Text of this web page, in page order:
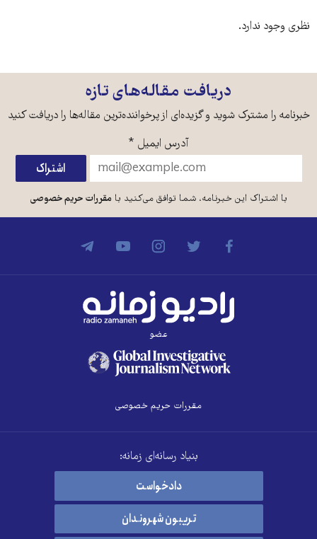
نظری وجود ندارد.
دریافت مقاله‌های تازه
خبرنامه را مشترک شوید و گزیده‌ای از پرخواننده‌ترین مقاله‌ها را دریافت کنید
آدرس ایمیل *
با اشتراک این خبرنامه، شما توافق می‌کنید بامقررات حریم خصوصی
عضو
مقررات حریم خصوصی
بنیاد رسانه‌ای زمانه:
دادخواست
تریبون شهروندان